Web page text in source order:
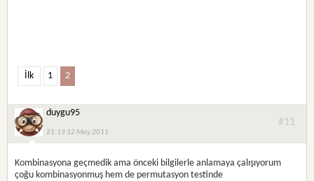
İlk 1 2
duygu95
21:13 12 May 2011
#11
Kombinasyona geçmedik ama önceki bilgilerle anlamaya çalışıyorum
çoğu kombinasyonmuş hem de permutasyon testinde